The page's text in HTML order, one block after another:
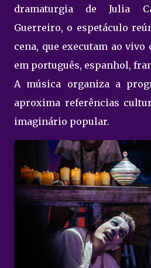
dramaturgia de Julia
Guerreiro, o espetáculo
cena, que executam ao
em português, espanhol,
A música organiza a
aproxima referências
imaginário popular.